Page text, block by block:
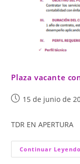
Plaza vacante
15 de junio de
TDR EN APERTURA
Continuar Leyendo